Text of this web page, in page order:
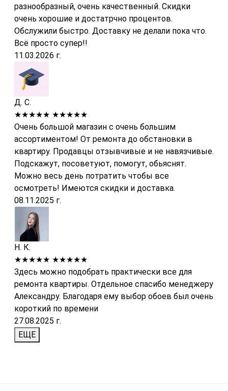
разнообразный, очень качественный. Скидки
очень хорошие и достатрчно процентов.
Обслужили быстро. Доставку не делали пока что.
Всё просто супер!!
11.03.2026 г.
Д. С.
★★★★★ ★★★★★
Очень большой магазин с очень большим
ассортиментом! От ремонта до обстановки в
квартиру. Продавцы отзывчивые и не навязчивые.
Подскажут, посоветуют, помогут, обьяснят.
Можно весь день потратить чтобы все
осмотреть! Имеются скидки и доставка.
08.11.2025 г.
Н. К.
★★★★★ ★★★★★
Здесь можно подобрать практически все для
ремонта квартиры. Отдельное спасибо менеджеру
Александру. Благодаря ему выбор обоев был очень
короткий по времени
27.08.2025 г.
ЕЩЕ